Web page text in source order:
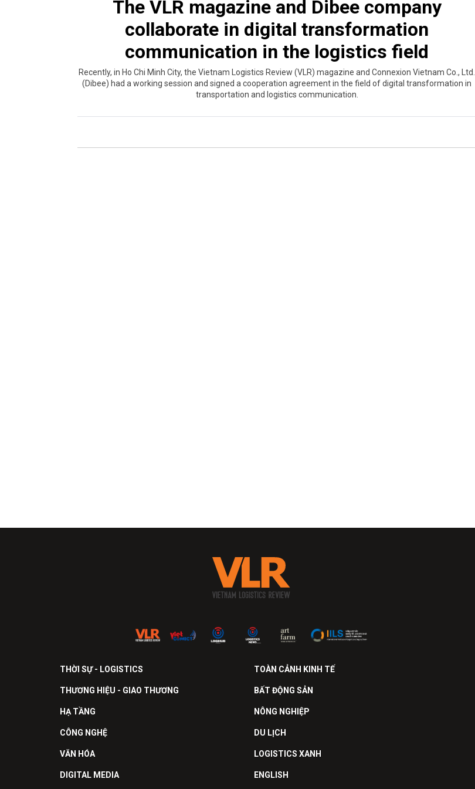
The VLR magazine and Dibee company
collaborate in digital transformation
communication in the logistics field
Recently, in Ho Chi Minh City, the Vietnam Logistics Review (VLR) magazine and Connexion Vietnam Co., Ltd.
(Dibee) had a working session and signed a cooperation agreement in the field of digital transformation in
transportation and logistics communication.
THỜI SỰ - LOGISTICS TOÀN CẢNH KINH TẾ
THƯƠNG HIỆU - GIAO THƯƠNG BẤT ĐỘNG SẢN
HẠ TẦNG NÔNG NGHIỆP
CÔNG NGHỆ DU LỊCH
VĂN HÓA LOGISTICS XANH
DIGITAL MEDIA ENGLISH